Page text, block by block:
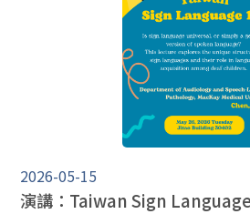
2026-05-15
演講：Taiwan Sign